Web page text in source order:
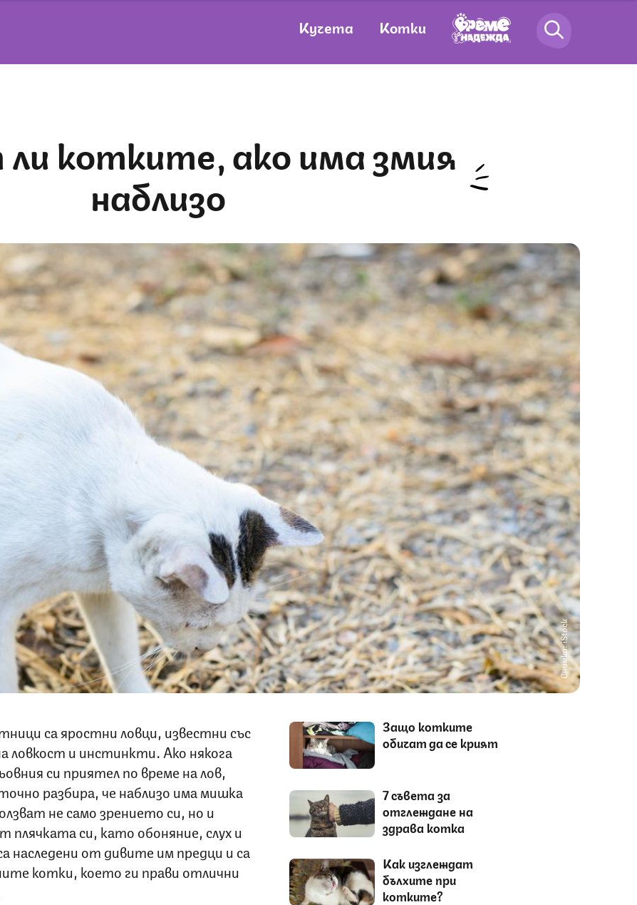
Кучета Котки
наблизо
Снимка: iStock
са яростни ловци, известни със
ловкост и инстинкти. Ако някога
си приятел по време на лов,
разбира, че наблизо има мишка
не само зрението си, но и
плячката си, като обоняние, слух и
наследени от дивите им предци и са
котки, което ги прави отлични
Защо котките
обичат да се крият
7 съвета за
отглеждане на
здрава котка
Как изглеждат
бълхите при
котките?